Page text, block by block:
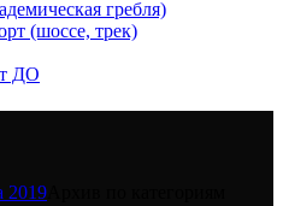
гребля)
(шоссе, трек)
ДО
2019